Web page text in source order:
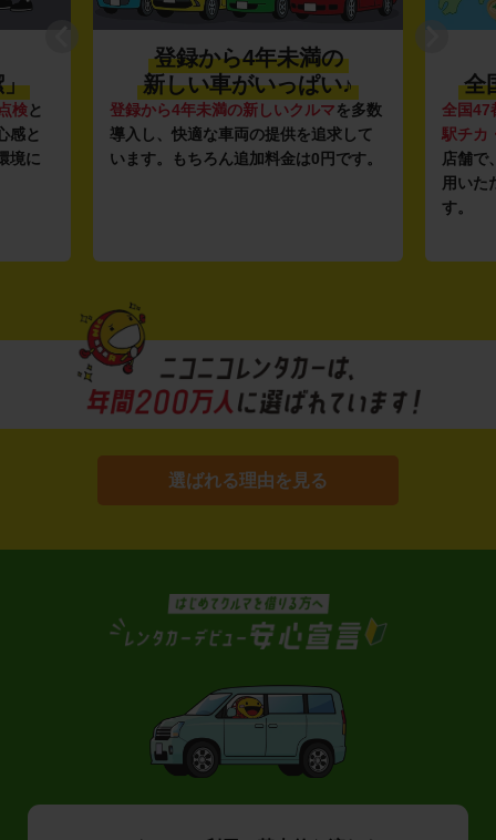
」
検と
感と
境に
登録から4年未満の
新しい車がいっぱい♪
登録から4年未満の新しいクルマを多数
導入し、快適な車両の提供を追求して
います。もちろん追加料金は0円です。
全
全国47
駅チカ
店舗で
用いた
す。
選ばれる理由を見る